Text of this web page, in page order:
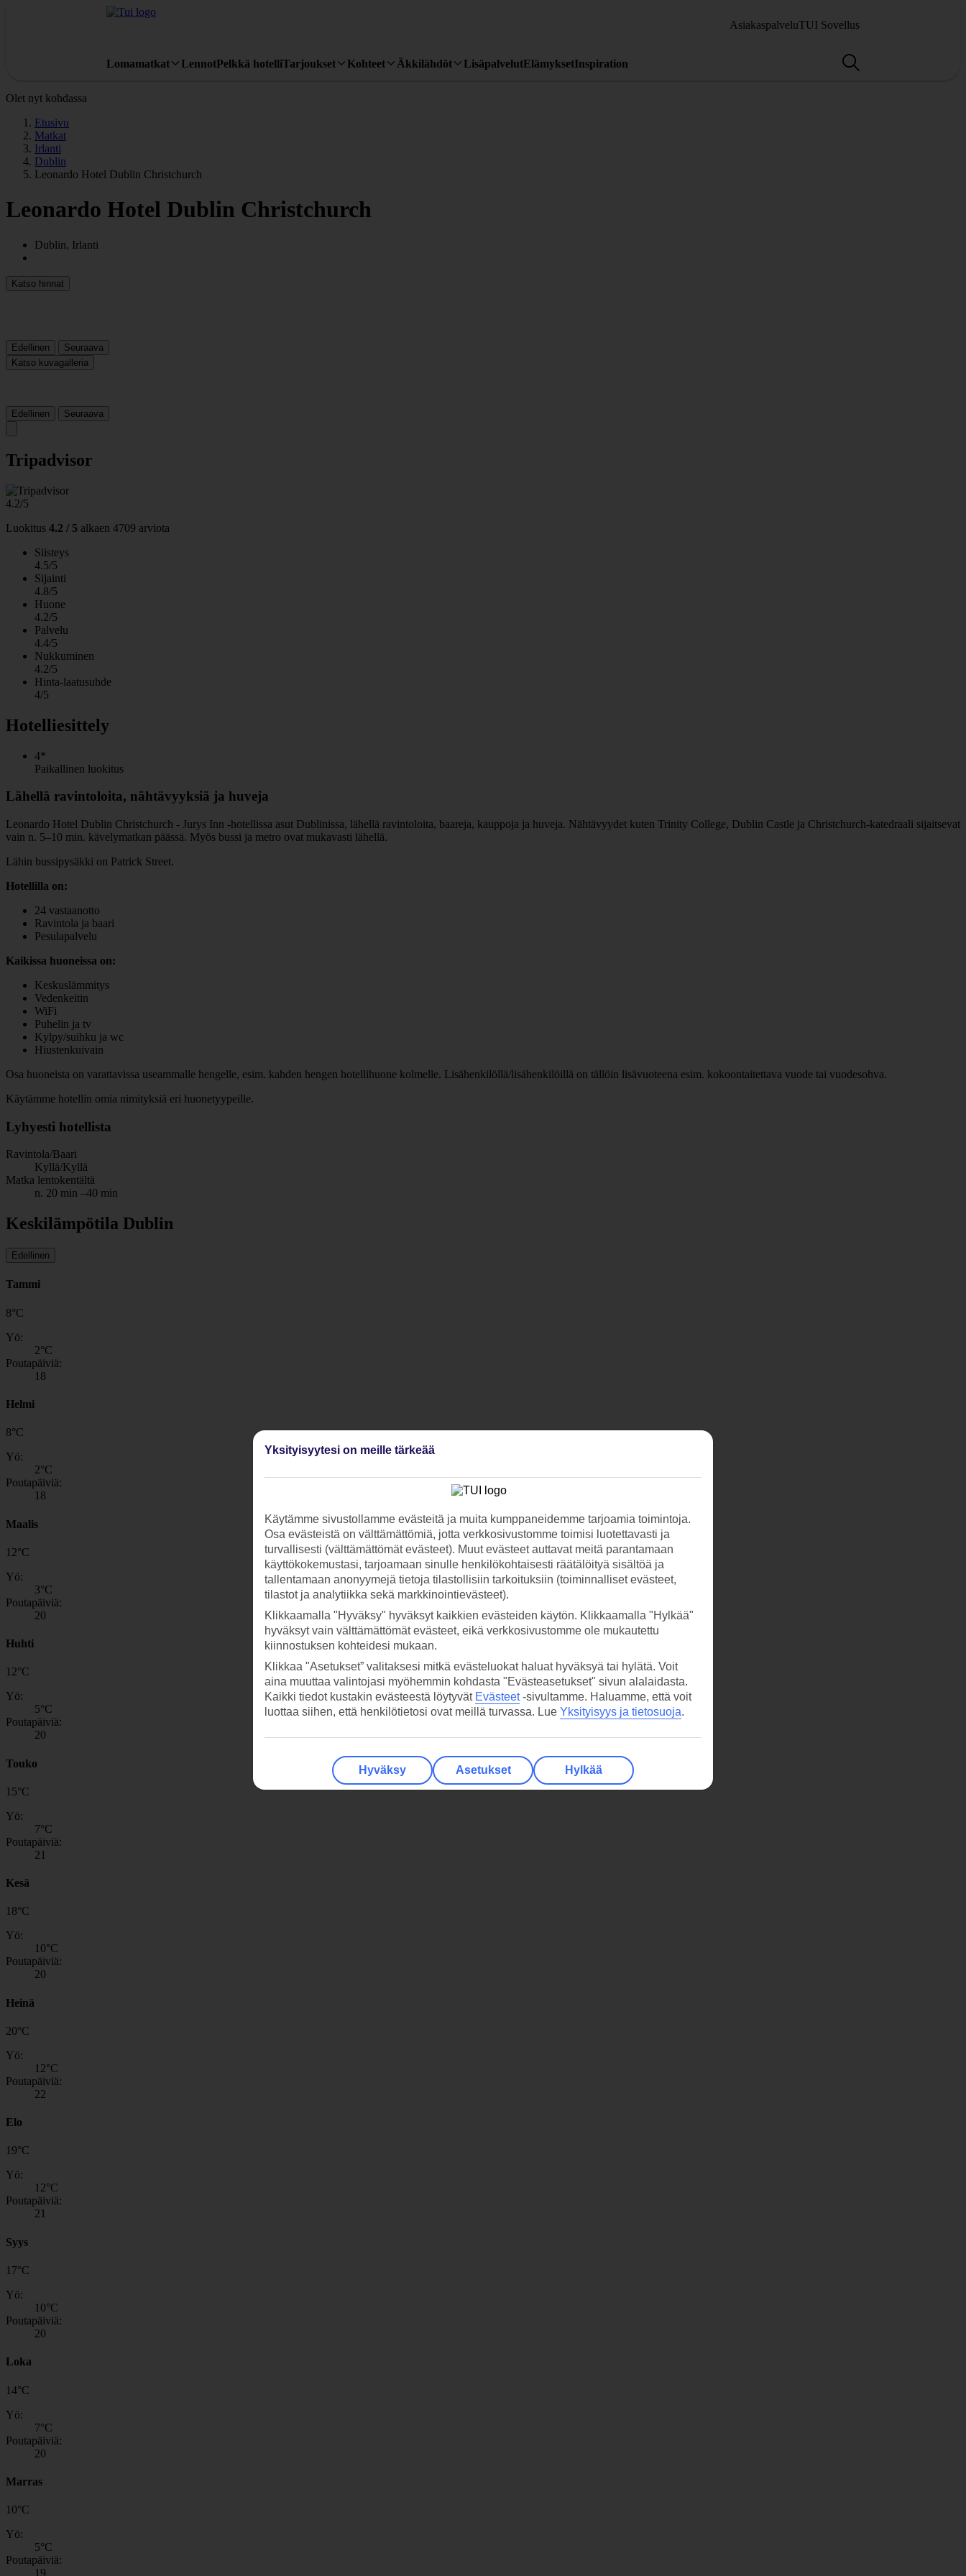
AsiakaspalveluTUI Sovellus
Lomamatkat LennotPelkkä hotelliTarjoukset Kohteet Äkkilähdöt LisäpalvelutElämyksetInspiration
Olet nyt kohdassa
Etusivu
Matkat
Irlanti
Dublin
Leonardo Hotel Dublin Christchurch
Leonardo Hotel Dublin Christchurch
Dublin, Irlanti
Katso hinnat
Edellinen
Seuraava
Katso kuvagalleria
Edellinen Seuraava
Tripadvisor
4.2/5
Luokitus 4.2 / 5 alkaen 4709 arviota
Siisteys
4.5/5
Sijainti
4.8/5
Huone
4.2/5
Palvelu
4.4/5
Nukkuminen
4.2/5
Hinta-laatusuhde
4/5
Hotelliesittely
4*
Paikallinen luokitus
Lähellä ravintoloita, nähtävyyksiä ja huveja
Leonardo Hotel Dublin Christchurch - Jurys Inn -hotellissa asut Dublinissa, lähellä ravintoloita, baareja, kauppoja ja huveja. Nähtävyydet kuten Trinity College, Dublin Castle ja Christchurch-katedraali sijaitsevat
vain n. 5–10 min. kävelymatkan päässä. Myös bussi ja metro ovat mukavasti lähellä.
Lähin bussipysäkki on Patrick Street.
Hotellilla on:
24 vastaanotto
Ravintola ja baari
Pesulapalvelu
Kaikissa huoneissa on:
Keskuslämmitys
Vedenkeitin
WiFi
Puhelin ja tv
Kylpy/suihku ja wc
Hiustenkuivain
Osa huoneista on varattavissa useammalle hengelle, esim. kahden hengen hotellihuone kolmelle. Lisähenkilöllä/lisähenkilöillä on tällöin lisävuoteena esim. kokoontaitettava vuode tai vuodesohva.
Käytämme hotellin omia nimityksiä eri huonetyypeille.
Lyhyesti hotellista
Ravintola/Baari
Kyllä/Kyllä
Matka lentokentältä
n. 20 min –40 min
Keskilämpötila Dublin
Edellinen
Tammi
8°C
Yö:
2°C
Poutapäiviä:
18
Helmi
8°C
Yö:
2°C
Poutapäiviä:
18
Maalis
12°C
Yö:
3°C
Poutapäiviä:
20
Huhti
12°C
Yö:
5°C
Poutapäiviä:
20
Touko
15°C
Yö:
7°C
Poutapäiviä:
21
Kesä
18°C
Yö:
10°C
Poutapäiviä:
20
Heinä
20°C
Yö:
12°C
Poutapäiviä:
22
Elo
19°C
Yö:
12°C
Poutapäiviä:
21
Syys
17°C
Yö:
10°C
Poutapäiviä:
20
Loka
14°C
Yö:
7°C
Poutapäiviä:
20
Marras
10°C
Yö:
5°C
Poutapäiviä:
19
Yksityisyytesi on meille tärkeää
Käytämme sivustollamme evästeitä ja muita kumppaneidemme tarjoamia toimintoja.
Osa evästeistä on välttämättömiä, jotta verkkosivustomme toimisi luotettavasti ja
turvallisesti (välttämättömät evästeet). Muut evästeet auttavat meitä parantamaan
käyttökokemustasi, tarjoamaan sinulle henkilökohtaisesti räätälöityä sisältöä ja
tallentamaan anonyymejä tietoja tilastollisiin tarkoituksiin (toiminnalliset evästeet,
tilastot ja analytiikka sekä markkinointievästeet).
Klikkaamalla "Hyväksy" hyväksyt kaikkien evästeiden käytön. Klikkaamalla "Hylkää"
hyväksyt vain välttämättömät evästeet, eikä verkkosivustomme ole mukautettu
kiinnostuksen kohteidesi mukaan.
Klikkaa "Asetukset” valitaksesi mitkä evästeluokat haluat hyväksyä tai hylätä. Voit
aina muuttaa valintojasi myöhemmin kohdasta "Evästeasetukset" sivun alalaidasta.
Kaikki tiedot kustakin evästeestä löytyvät Evästeet-sivultamme. Haluamme, että voit
luottaa siihen, että henkilötietosi ovat meillä turvassa. Lue Yksityisyys ja tietosuoja.
Hyväksy Asetukset Hylkää